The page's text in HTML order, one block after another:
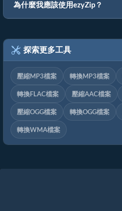
為什麼我應該使用ezyZip？
探索更多工具
壓縮MP3檔案 轉換MP3檔案
轉換FLAC檔案 壓縮AAC檔案
壓縮OGG檔案 轉換OGG檔案
轉換WMA檔案